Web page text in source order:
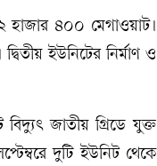
হাজার ৪০০ মেগাওয়াট।
ইউনিটের নির্মাণ ও
জাতীয় গ্রিডে যুক্ত
দুটি ইউনিট থেকে